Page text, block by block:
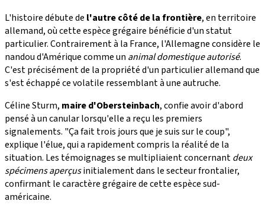
L'histoire débute de l'autre côté de la frontière, en territoire
allemand, où cette espèce grégaire bénéficie d'un statut
particulier. Contrairement à la France, l'Allemagne considère le
nandou d'Amérique comme un animal domestique autorisé.
C'est précisément de la propriété d'un particulier allemand que
s'est échappé ce volatile ressemblant à une autruche.
Céline Sturm, maire d'Obersteinbach, confie avoir d'abord
pensé à un canular lorsqu'elle a reçu les premiers
signalements. "Ça fait trois jours que je suis sur le coup",
explique l'élue, qui a rapidement compris la réalité de la
situation. Les témoignages se multipliaient concernantdeux
spécimens aperçusinitialement dans le secteur frontalier,
confirmant le caractère grégaire de cette espèce sud-
américaine.